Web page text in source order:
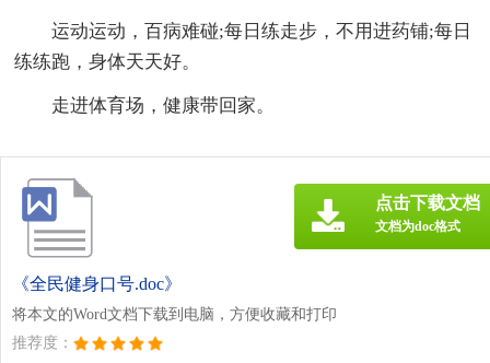
运动运动，百病难碰;每日练走步，不用进药铺;每日
练练跑，身体天天好。
走进体育场，健康带回家。
《全民健身口号.doc》
将本文的Word文档下载到电脑，方便收藏和打印
推荐度：
点击下载文档
文档为doc格式